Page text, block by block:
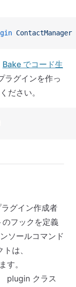
ContactManager
Bake でコード生
ラグインを作っ
ださい。
グイン作成者
フックを定義
ソールコマンド
は、
す。
plugin クラス